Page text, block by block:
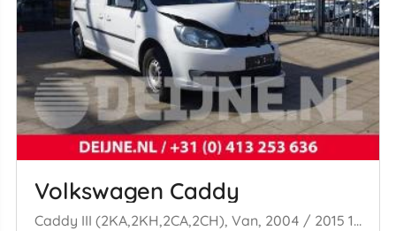
Volkswagen Caddy
Caddy III (2KA,2KH,2CA,2CH), Van, 2004 / 2015 1.6 TDI 16V